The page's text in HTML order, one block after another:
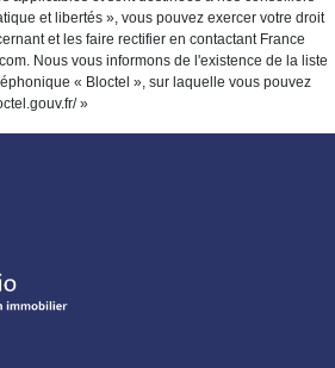
et libertés », vous pouvez exercer votre droit
et les faire rectifier en contactant France
Nous vous informons de l'existence de la liste
« Bloctel », sur laquelle vous pouvez
»